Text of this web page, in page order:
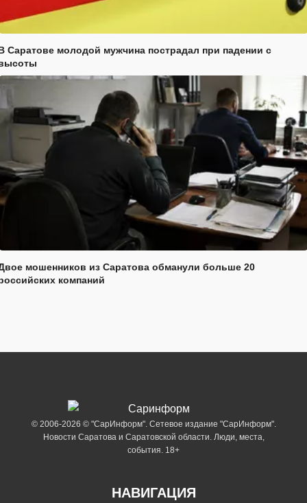
Саратове молодой мужчина пострадал при падении с
мошенников из Саратова обманули больше 20
компаний
© 2006-2026 © "СарИнформ". Сетевое издание "СарИнформ".
Новости Саратова и Саратовской области. Люди, места,
события. 18+
НАВИГАЦИЯ